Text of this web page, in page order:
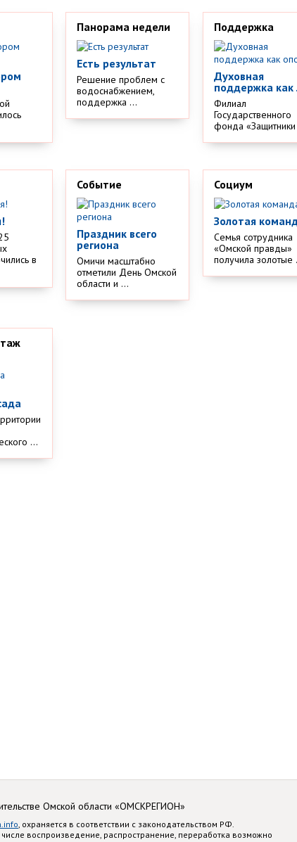
Панорама недели
Есть результат
Решение проблем с
водоснабжением,
поддержка ...
Поддержка
Духовная
поддержка как
Филиал
Государственного
фонда
в
Событие
Праздник всего
региона
Омичи масштабно
отметили День Омской
области и ...
Социум
Золотая
Семья сотрудника
«Омской правды»
получила золотые
...
Омской области «ОМСКРЕГИОН»
, охраняется в соответствии с законодательством РФ.
воспроизведение, распространение, переработка возможно